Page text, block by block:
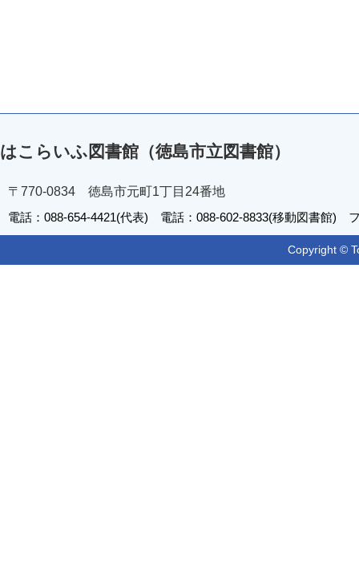
はこらいふ図書館（徳島市立図書館）
〒770-0834 徳島市元町1丁目24番地
電話：088-654-4421(代表) 電話：088-602-8833(移動図書館)
Copyright ©